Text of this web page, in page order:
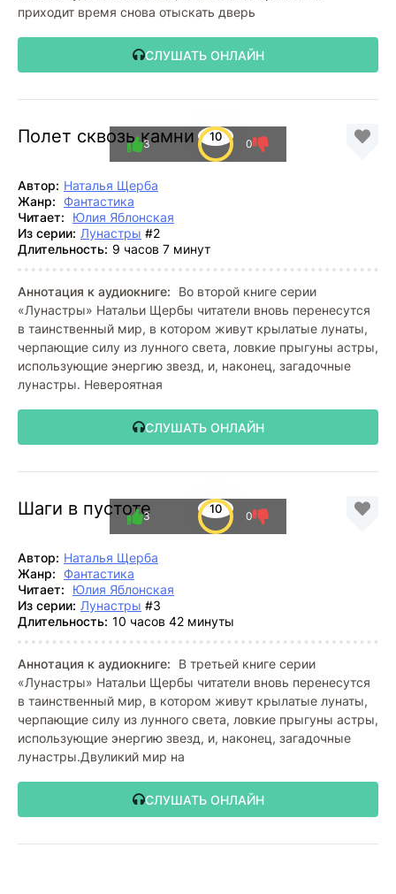
приходит время снова отыскать дверь
СЛУШАТЬ ОНЛАЙН
Полет сквозь камни 10
3 0
Автор: Наталья Щерба
Жанр:
Фантастика
Читает:
Юлия Яблонская
Из серии: Лунастры #2
Длительность: 9 часов 7 минут
Аннотация к аудиокниге:
Во второй книге серии
«Лунастры» Натальи Щербы читатели вновь перенесутся
в таинственный мир, в котором живут крылатые лунаты,
черпающие силу из лунного света, ловкие прыгуны астры,
использующие энергию звезд, и, наконец, загадочные
лунастры. Невероятная
СЛУШАТЬ ОНЛАЙН
Шаги в пустоте 10
3 0
Автор: Наталья Щерба
Жанр:
Фантастика
Читает:
Юлия Яблонская
Из серии: Лунастры #3
Длительность: 10 часов 42 минуты
Аннотация к аудиокниге:
В третьей книге серии
«Лунастры» Натальи Щербы читатели вновь перенесутся
в таинственный мир, в котором живут крылатые лунаты,
черпающие силу из лунного света, ловкие прыгуны астры,
использующие энергию звезд, и, наконец, загадочные
лунастры.Двуликий мир на
СЛУШАТЬ ОНЛАЙН